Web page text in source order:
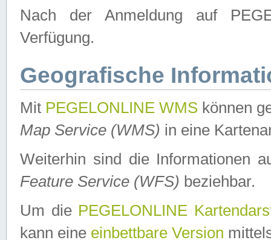
Nach der Anmeldung auf
Verfügung.
Geografische
Mit PEGELONLINE WMS können
Map Service (WMS) in eine
Weiterhin sind die Informationen
Feature Service (WFS) beziehbar.
Um die PEGELONLINE
kann eine einbettbare Version